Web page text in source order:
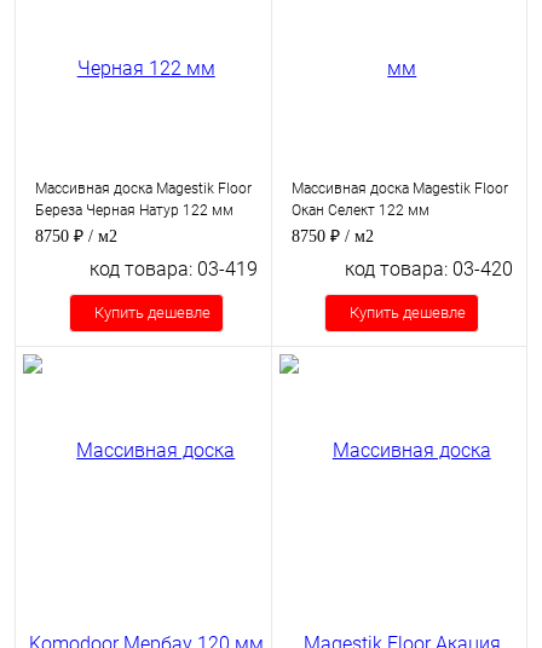
Массивная доска Magestik Floor
Береза Черная Натур 122 мм
8750 ₽ / м2
код товара: 03-419
Купить дешевле
Массивная доска Magestik Floor
Окан Селект 122 мм
8750 ₽ / м2
код товара: 03-420
Купить дешевле